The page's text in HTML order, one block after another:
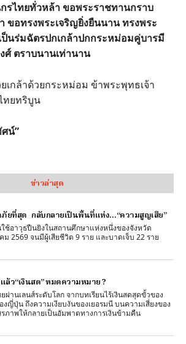
ไทยทั่วหล้า ขอพระราชทานกราบ
อทรงพระเจริญยิ่งยืนนาน ทรงพระ
ป็นร่มฉัตรปกเกล้าปกกระหม่อมคู่บารมี
ศ์ ตราบนานเท่านาน
กระหม่อม ข้าพระพุทธเจ้า
ทยทริบูน
น์”
ข่าวล่าสุด
ภัยที่สุด กลับกลายเป็นพื้นที่แห่ง…“ความสูญเสีย”
ช้อาวุธปืนยิงในสถานศึกษาแห่งหนึ่งของจังหวัด
นนทบุรี เมื่อวันที่ 7 สิงหาคม 2569 จนมีผู้เสียชีวิต 9 ราย และบาดเจ็บ 22 ราย
ล้ว“เงินสด” หมดความหมาย ?
ผ่านเลนส์ระดับโลก จากบทเรียนไร้เงินสดสุดขั้วของ
ญี่ปุ่น ถึงความเงียบงันของเยอรมนี บนความเสี่ยงของ
รภาพให้กลายเป็นอัมพาตทางการเงินข้ามคืน